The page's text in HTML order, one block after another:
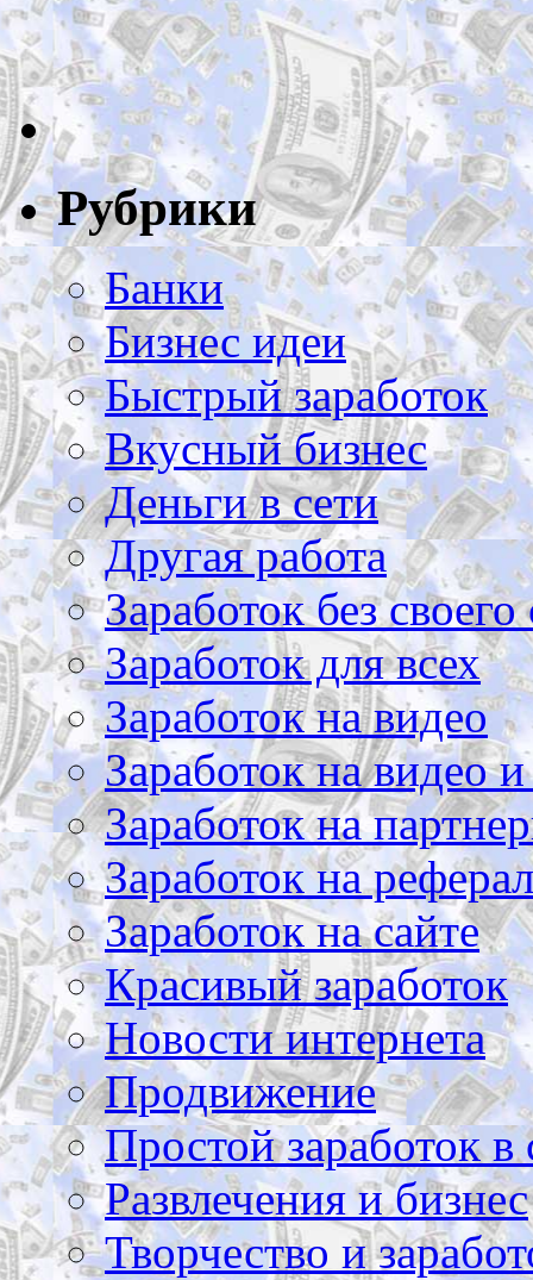
Рубрики
Банки
Бизнес идеи
Быстрый заработок
Вкусный бизнес
Деньги в сети
Другая работа
Заработок без своего
Заработок для всех
Заработок на видео
Заработок на видео
Заработок на
Заработок на
Заработок на сайте
Красивый заработок
Новости интернета
Продвижение
Простой заработок в
Развлечения и бизнес
Творчество и